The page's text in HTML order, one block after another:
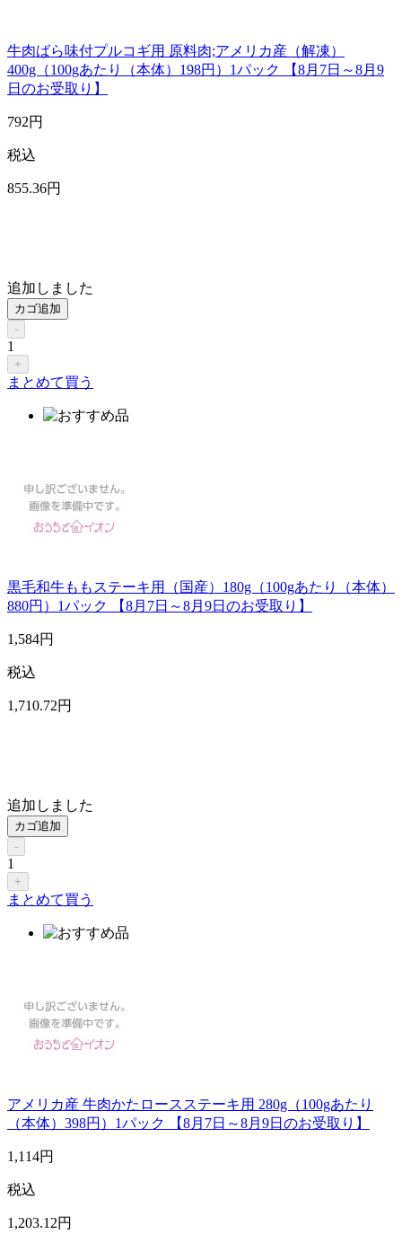
牛肉ばら味付プルコギ用 原料肉;アメリカ産（解凍）
400g（100gあたり（本体）198円）1パック 【8月7日～8月9
日のお受取り】
792円
税込
855.36円
追加しました
カゴ追加
-
1
+
まとめて買う
黒毛和牛ももステーキ用（国産）180g（100gあたり（本体）
880円）1パック 【8月7日～8月9日のお受取り】
1,584円
税込
1,710.72円
追加しました
カゴ追加
-
1
+
まとめて買う
アメリカ産 牛肉かたロースステーキ用 280g（100gあたり
（本体）398円）1パック 【8月7日～8月9日のお受取り】
1,114円
税込
1,203.12円